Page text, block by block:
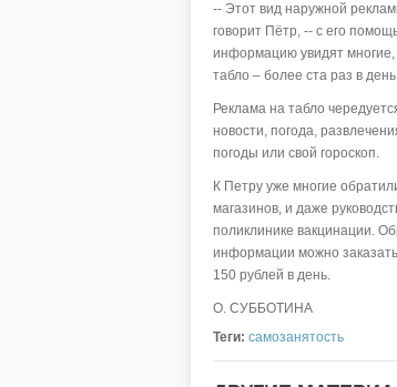
-- Этот вид наружной
говорит Пётр, -- с его
информацию увидят многие,
табло – более ста раз в
Реклама на табло
новости, погода,
погоды или свой гороскоп.
К Петру уже многие
магазинов, и даже
поликлинике вакцинации.
информации можно
150 рублей в день.
О. СУББОТИНА
Теги: самозанятость